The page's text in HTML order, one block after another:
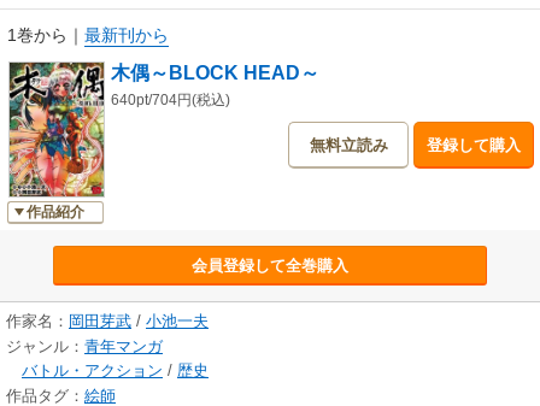
1巻から ｜ 最新刊から
作品紹介
木偶～BLOCK HEAD～
640pt/704円(税込)
無料立読み 登録して購入
会員登録して全巻購入
作家名： 岡田芽武 / 小池一夫
ジャンル： 青年マンガ
バトル・アクション / 歴史
作品タグ： 絵師